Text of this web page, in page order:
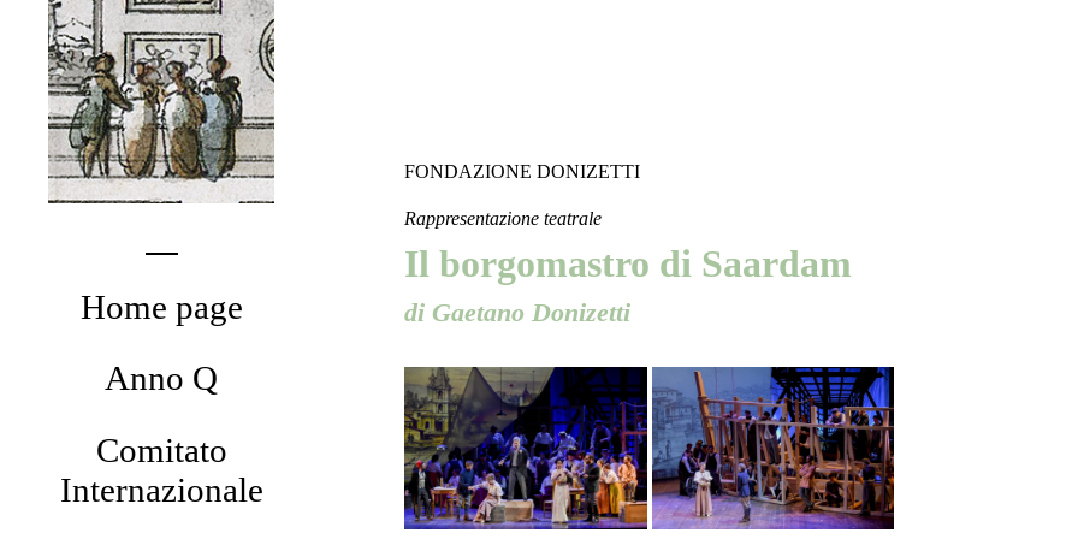
Home page
Anno Q
Comitato
Internazionale
FONDAZIONE DONIZETTI
Rappresentazione teatrale
Il borgomastro di Saardam
di Gaetano Donizetti